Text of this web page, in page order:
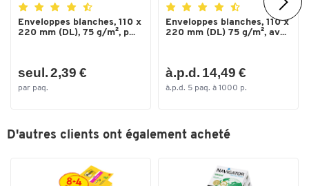
Largeur (mm) 220
Taille [mm] 110 x 220
Enveloppes blanches, 110 x
220 mm (DL), 75 g/m², p...
seul. 2,39 €
par paq.
Enveloppes blanches, 110 x
220 mm (DL) 75 g/m², av...
à.p.d. 14,49 €
à.p.d. 5 paq. à 1000 p.
D'autres clients ont également acheté